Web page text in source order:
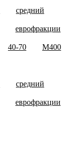
средний
еврофракции
40-70 М400
средний
еврофракции